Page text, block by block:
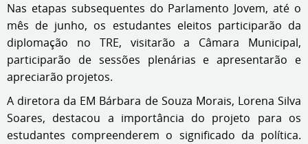
Nas etapas subsequentes do Parlamento Jovem, até o
mês de junho, os estudantes eleitos participarão da
diplomação no TRE, visitarão a Câmara Municipal,
participarão de sessões plenárias e apresentarão e
apreciarão projetos.
A diretora da EM Bárbara de Souza Morais, Lorena Silva
Soares, destacou a importância do projeto para os
estudantes compreenderem o significado da política.